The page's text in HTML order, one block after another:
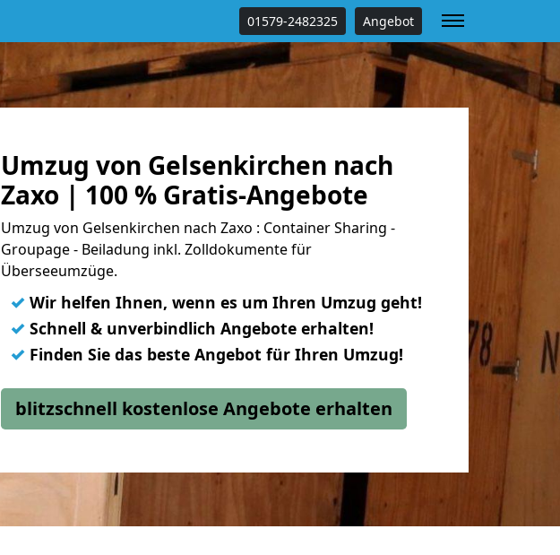
01579-2482325 Angebot
Umzug von Gelsenkirchen nach
Zaxo | 100 % Gratis-Angebote
Umzug von Gelsenkirchen nach Zaxo : Container Sharing -
Groupage - Beiladung inkl. Zolldokumente für
Überseeumzüge.
✓ Wir helfen Ihnen, wenn es um Ihren Umzug geht!
✓ Schnell & unverbindlich Angebote erhalten!
✓ Finden Sie das beste Angebot für Ihren Umzug!
blitzschnell kostenlose Angebote erhalten